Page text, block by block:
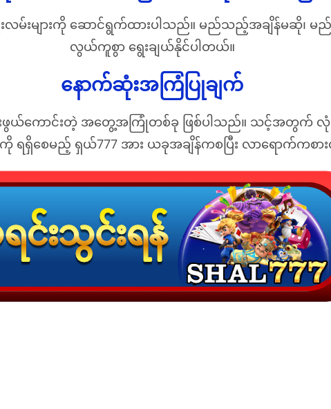
းများကို ဆောင်ရွက်ထားပါသည်။ မည်သည့်အချိန်မဆို၊ မ
လွယ်ကူစွာ ရွေးချယ်နိုင်ပါတယ်။
နောက်ဆုံးအကြံပြုချက်
းဖွယ်ကောင်းတဲ့ အတွေ့အကြုံတစ်ခု ဖြစ်ပါသည်။ သင့်အတွက် လုံ
ရှိစေမည့် ရှယ်777 အား ယခုအချိန်ကစပြီး လာရောက်ကစာ